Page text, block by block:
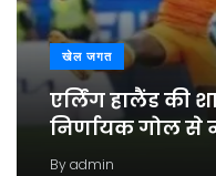
खेल जगत
एर्लिंग हालैंड की
निर्णायक गोल से
Byadmin